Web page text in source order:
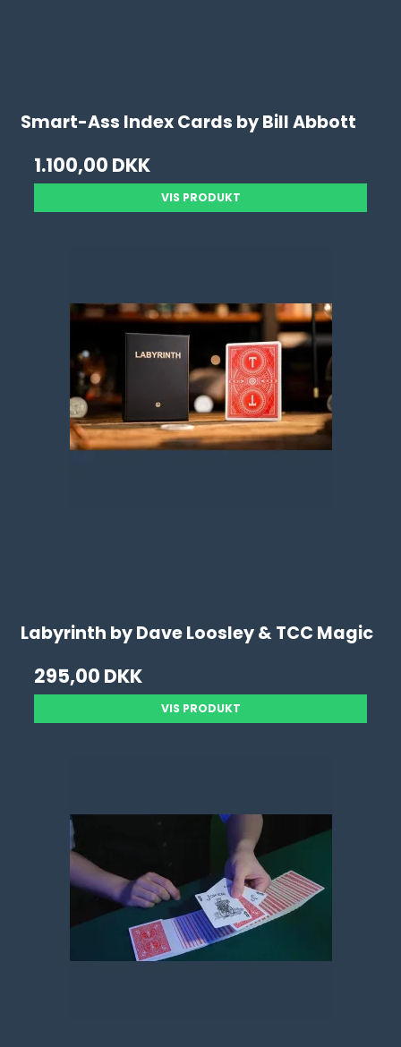
Smart-Ass Index Cards by Bill Abbott
1.100,00 DKK
VIS PRODUKT
Labyrinth by Dave Loosley & TCC Magic
295,00 DKK
VIS PRODUKT